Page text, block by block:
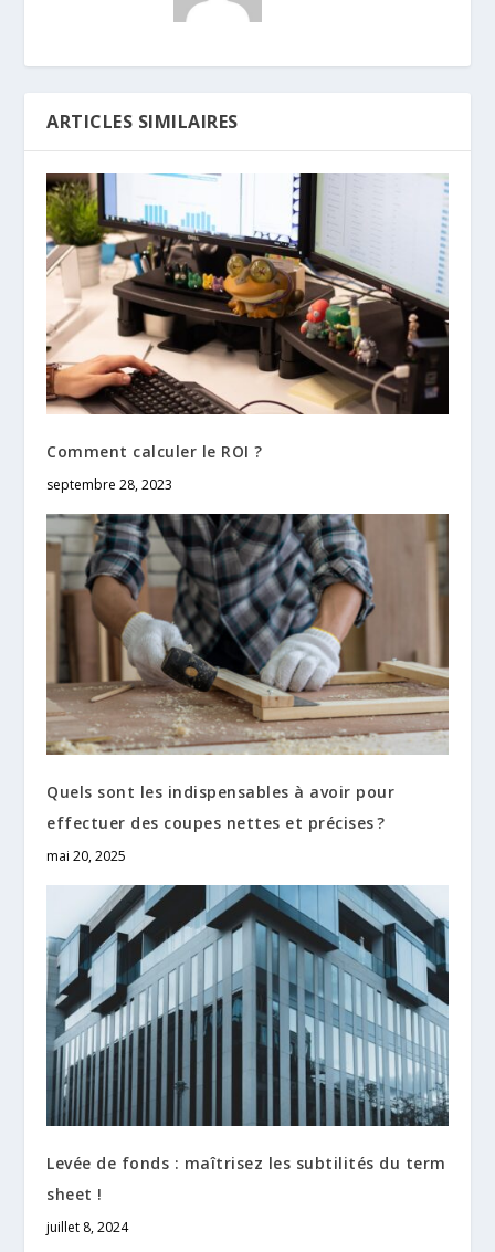
ARTICLES SIMILAIRES
Comment calculer le ROI ?
septembre 28, 2023
Quels sont les indispensables à avoir pour
effectuer des coupes nettes et précises ?
mai 20, 2025
Levée de fonds : maîtrisez les subtilités du term
sheet !
juillet 8, 2024